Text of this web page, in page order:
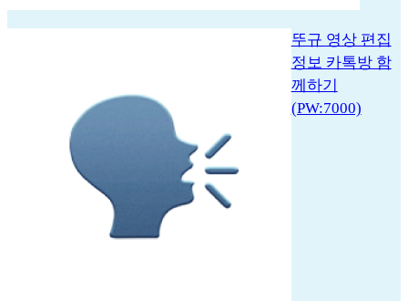
뚜규 영상 편집
정보 카톡방 함
께하기
(PW:7000)